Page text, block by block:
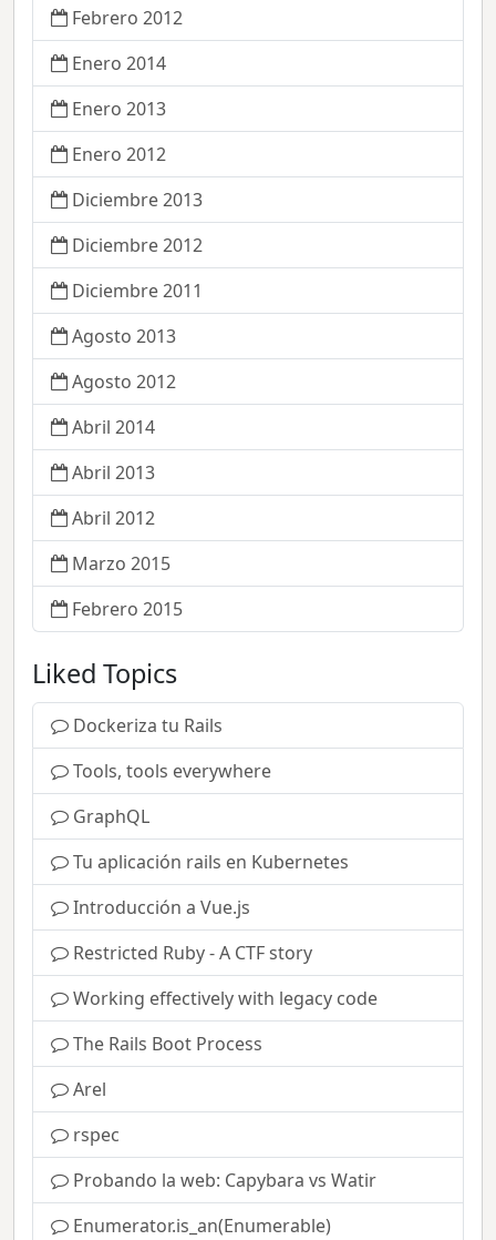
Febrero 2012
Enero 2014
Enero 2013
Enero 2012
Diciembre 2013
Diciembre 2012
Diciembre 2011
Agosto 2013
Agosto 2012
Abril 2014
Abril 2013
Abril 2012
Marzo 2015
Febrero 2015
Liked Topics
Dockeriza tu Rails
Tools, tools everywhere
GraphQL
Tu aplicación rails en Kubernetes
Introducción a Vue.js
Restricted Ruby - A CTF story
Working effectively with legacy code
The Rails Boot Process
Arel
rspec
Probando la web: Capybara vs Watir
Enumerator.is_an(Enumerable)